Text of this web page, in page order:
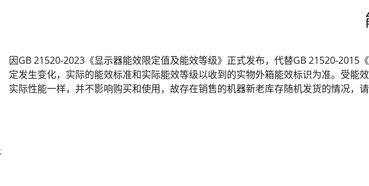
因GB 21520-2023《显示器能效限定值及能效等级》正式发布，代替GB 21520-
定发生变化，实际的能效标准和实际能效等级以收到的实物外箱能效标识为准。受
实际性能一样，并不影响购买和使用，故存在销售的机器新老库存随机发货的情况，请
;